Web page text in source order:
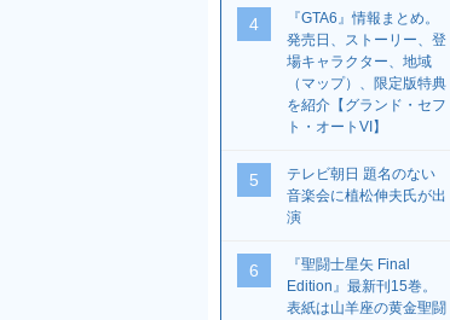
4
『GTA6』情報まとめ。
発売日、ストーリー、登
場キャラクター、地域
（マップ）、限定版特典
を紹介【グランド・セフ
ト・オートVI】
5
テレビ朝日 題名のない
音楽会に植松伸夫氏が出
演
6
『聖闘士星矢 Final
Edition』最新刊15巻。
表紙は山羊座の黄金聖闘